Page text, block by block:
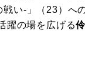
い-」（23）へ
躍の場を広げる